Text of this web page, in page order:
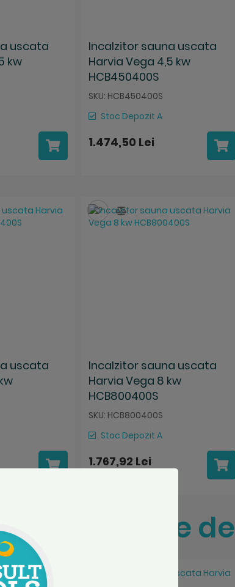
uscata
kw
Incalzitor sauna uscata
Harvia Vega 4,5 kw
HCB450400S
SKU: HCB450400S
Stoc Depozit A
1.474,50 Lei
uscata
Incalzitor sauna uscata
Harvia Vega 8 kw
HCB800400S
SKU: HCB800400S
Stoc Depozit A
1.767,92 Lei
SalveazaCompara
categoriile de